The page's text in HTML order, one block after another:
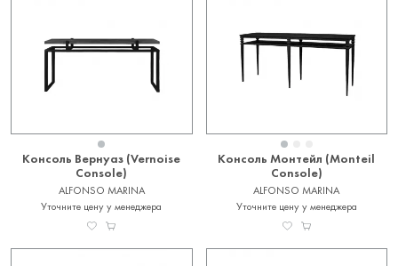
Консоль Вернуаз (Vernoise
Console)
ALFONSO MARINA
Уточните цену у менеджера
Консоль Монтейл (Monteil
Console)
ALFONSO MARINA
Уточните цену у менеджера